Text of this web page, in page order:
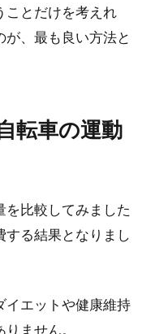
ことだけを考えれ
、最も良い方法と
転車の運動
を比較してみました
する結果となりまし
イエットや健康維持
ません。